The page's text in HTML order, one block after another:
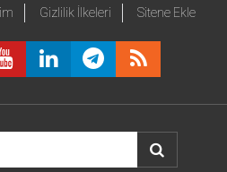
Gizlilik İlkeleri Sitene Ekle